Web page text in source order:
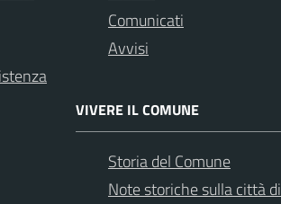
Comunicati
Avvisi
VIVERE IL COMUNE
Storia del Comune
Note storiche sulla città di